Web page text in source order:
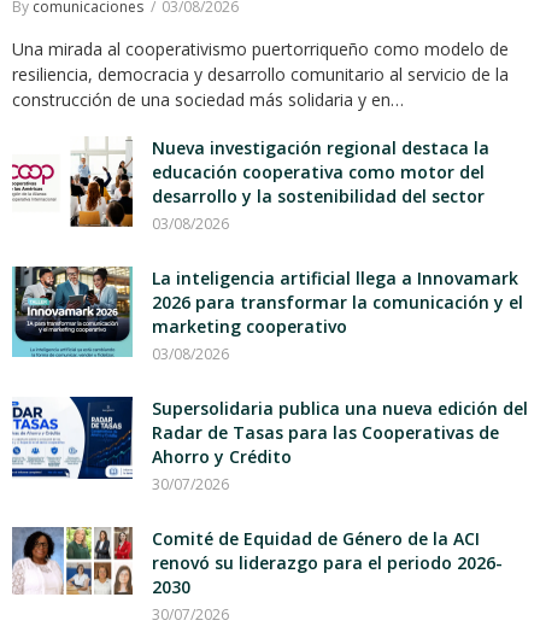
By comunicaciones 03/08/2026
Una mirada al cooperativismo puertorriqueño como modelo de
resiliencia, democracia y desarrollo comunitario al servicio de la
construcción de una sociedad más solidaria y en…
Nueva investigación regional destaca la
educación cooperativa como motor del
desarrollo y la sostenibilidad del sector
03/08/2026
La inteligencia artificial llega a Innovamark
2026 para transformar la comunicación y el
marketing cooperativo
03/08/2026
Supersolidaria publica una nueva edición del
Radar de Tasas para las Cooperativas de
Ahorro y Crédito
30/07/2026
Comité de Equidad de Género de la ACI
renovó su liderazgo para el periodo 2026-
2030
30/07/2026